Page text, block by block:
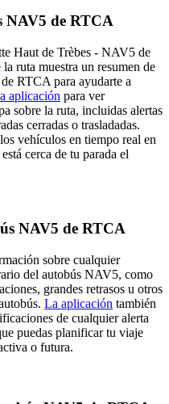
NAV5 de RTCA
Haut de Trèbes - NAV5 de
ruta muestra un resumen de
RTCA para ayudarte a
aplicación para ver
sobre la ruta, incluidas alertas
cerradas o trasladadas.
vehículos en tiempo real en
cerca de tu parada el
NAV5 de RTCA
sobre cualquier
del autobús NAV5, como
grandes retrasos u otros
La aplicación también
de cualquier alerta
puedas planificar tu viaje
o futura.